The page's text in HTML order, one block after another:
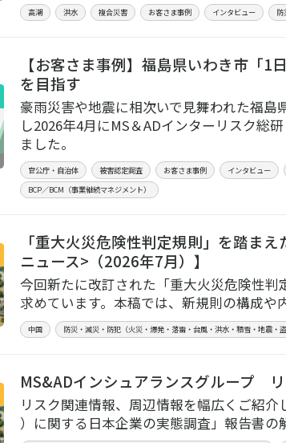
高潮 洪水 複合災害 お客さま事例 インタビュー 防
【お客さま事例】福島県いわき市「
を目指す
豪雨災害や地震に相次いで見舞われた福
し2026年4月にMS＆ADインターリスク総
ました。
官公庁・自治体 被害認定調査 お客さま事例 インタビュー
BCP／BCM（事業継続マネジメント）
「重大火災危険性判定規則」を踏ま
ニュース>（2026年7月）】
今回新たに改訂された「重大火災危険性
求めています。本稿では、新規則の構成や
中国 防災・減災・防犯（火災・爆発・落雷・台風・洪水・積雪・地震・盗
MS&ADインシュアランスグループ リ
リスク関連情報、周辺情報を幅広くご紹
）に関する日本企業の実態調査」報告書の